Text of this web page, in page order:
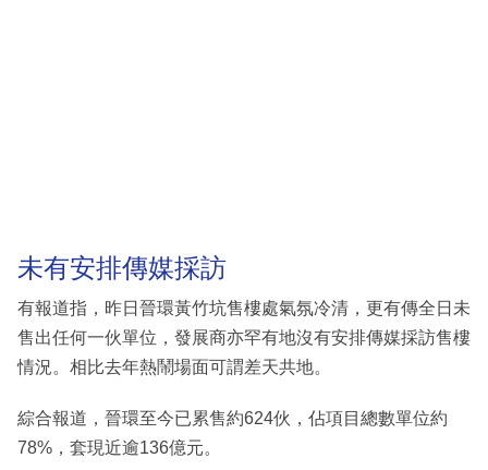
未有安排傳媒採訪
有報道指，昨日晉環黃竹坑售樓處氣氛冷清，更有傳全日未
售出任何一伙單位，發展商亦罕有地沒有安排傳媒採訪售樓
情況。相比去年熱鬧場面可謂差天共地。
綜合報道，晉環至今已累售約624伙，佔項目總數單位約
78%，套現近逾136億元。